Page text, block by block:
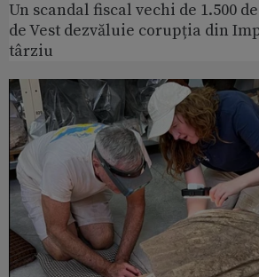
Un scandal fiscal vechi de 1.500
de Vest dezvăluie corupția din
târziu